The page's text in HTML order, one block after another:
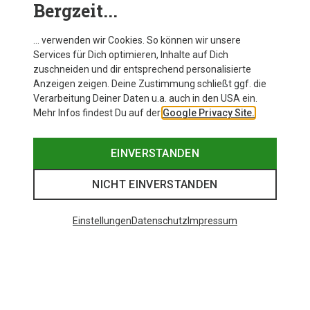
Bergzeit...
… verwenden wir Cookies. So können wir unsere
Services für Dich optimieren, Inhalte auf Dich
zuschneiden und dir entsprechend personalisierte
Anzeigen zeigen. Deine Zustimmung schließt ggf. die
Verarbeitung Deiner Daten u.a. auch in den USA ein.
Mehr Infos findest Du auf der Google Privacy Site.
EINVERSTANDEN
NICHT EINVERSTANDEN
EinstellungenDatenschutz Impressum